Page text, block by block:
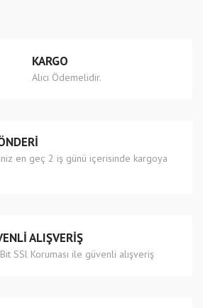
KARGO
Alıcı Ödemelidir.
en geç 2 iş günü içerisinde kargoya
ALIŞVERİŞ
SSl Koruması ile güvenli alışveriş